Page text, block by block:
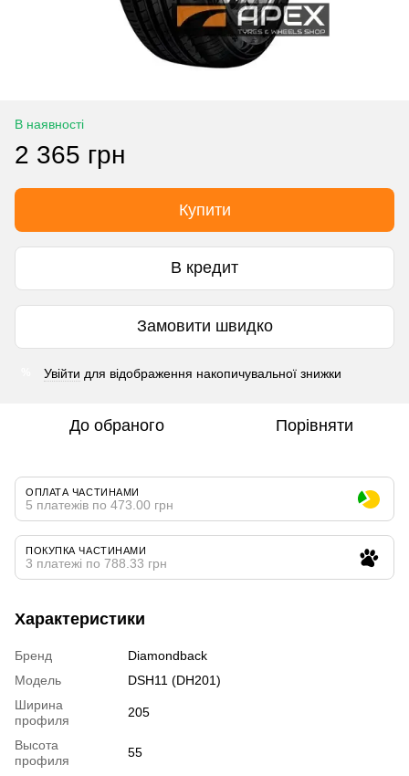
В наявності
2 365 грн
Купити
В кредит
Замовити швидко
Увійти для відображення накопичувальної знижки
До обраного Порівняти
ОПЛАТА ЧАСТИНАМИ
5 платежів по 473.00 грн
ПОКУПКА ЧАСТИНАМИ
3 платежі по 788.33 грн
Характеристики
Бренд
Diamondback
Модель
DSH11 (DH201)
Ширина
профиля
205
Высота
профиля
55